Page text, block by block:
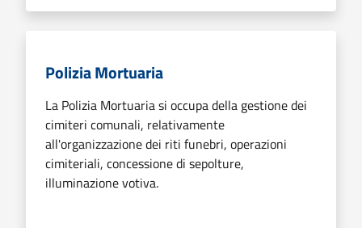
Polizia Mortuaria
La Polizia Mortuaria si occupa della gestione dei
cimiteri comunali, relativamente
all'organizzazione dei riti funebri, operazioni
cimiteriali, concessione di sepolture,
illuminazione votiva.